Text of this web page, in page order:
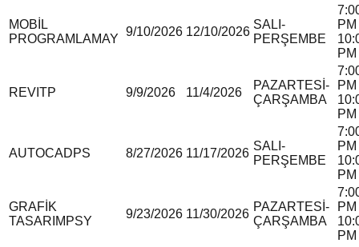
MOBİL
PROGRAMLAMAY
9/10/2026 12/10/2026
SALI-
PERŞEMBE
PM
PM
REVITP 9/9/2026 11/4/2026
PAZARTESİ-
ÇARŞAMBA
PM
PM
AUTOCADPS 8/27/2026 11/17/2026
SALI-
PERŞEMBE
PM
PM
GRAFİK
TASARIM PSY
9/23/2026 11/30/2026
PAZARTESİ-
ÇARŞAMBA
PM
PM